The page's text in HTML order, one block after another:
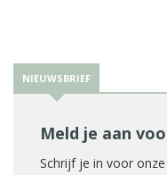
NIEUWSBRIEF
Meld je aan
Schrijf je in voor